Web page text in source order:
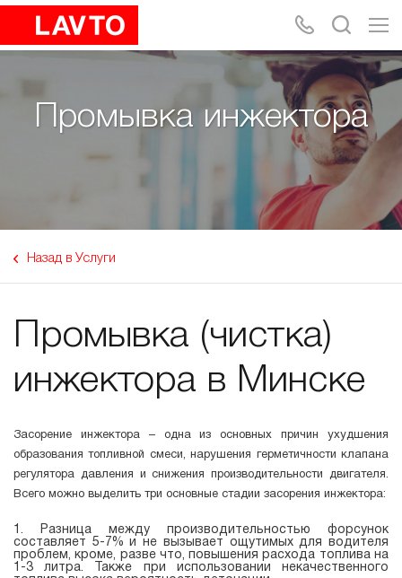
Промывка инжектора
Назад в Услуги
Промывка (чистка)
инжектора в Минске
Засорение инжектора – одна из основных причин ухудшения
образования топливной смеси, нарушения герметичности клапана
регулятора давления и снижения производительности двигателя.
Всего можно выделить три основные стадии засорения инжектора:
Разница между производительностью форсунок
составляет 5-7% и не вызывает ощутимых для водителя
проблем, кроме, разве что, повышения расхода топлива на
1-3 литра. Также при использовании некачественного